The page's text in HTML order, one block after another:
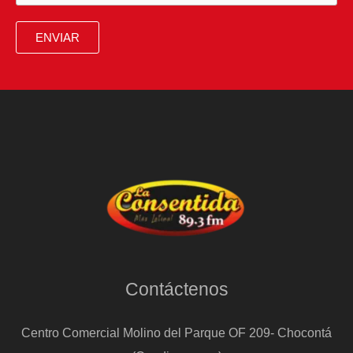
y
mínimos
ENVIAR
Contáctenos
Centro Comercial Molino del Parque OF 209- Chocontá